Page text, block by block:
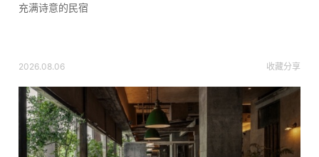
充满诗意的民宿
2026.08.06 收藏分享